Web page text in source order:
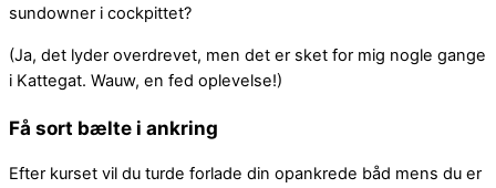
sundowner i cockpittet?
(Ja, det lyder overdrevet, men det er sket for mig nogle gange
i Kattegat. Wauw, en fed oplevelse!)
Få sort bælte i ankring
Efter kurset vil du turde forlade din opankrede båd mens du er